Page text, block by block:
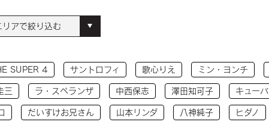
SUPER 4 サントロフィ 歌心りえ ミン・ヨンチ
三 ラ・スペランザ 中西保志 澤田知可子 キューバ
だいすけお兄さん 山本リンダ 八神純子 ヒダノ